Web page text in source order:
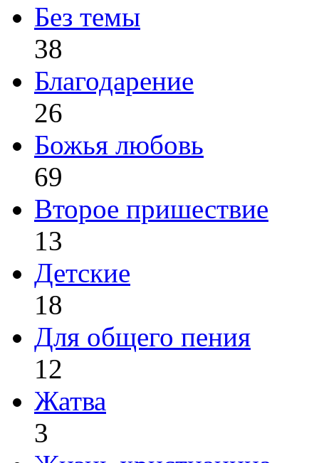
Без темы
38
Благодарение
26
Божья любовь
69
Второе пришествие
13
Детские
18
Для общего пения
12
Жатва
3